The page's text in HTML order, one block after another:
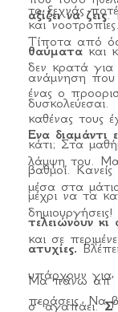
το ξεχνάς
και
θαύματακαι
ανάμνηση που
δυσκολεύεσαι.
αξίζει να ζεις.
Τίποτα από
δεν κρατά για
ένας ο
καθένας τους
κάτι; Στα
βαθμοί. Κανείς
μέχρι να τα
τελειώνουν κι
ατυχίες.
υπάρχουν για
περάσεις. Να
Ένα διαμάντι
λάμψη του.
μέσα στα
δημιουργήσεις!
και σε
Μα πάνω απ’
σ’ αγαπάει.